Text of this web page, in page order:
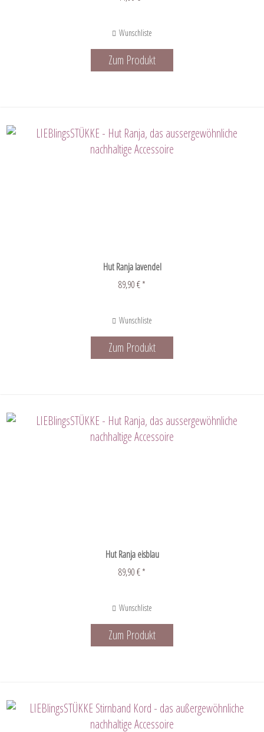
Wunschliste
Zum Produkt
Hut Ranja lavendel
89,90 € *
Wunschliste
Zum Produkt
Hut Ranja eisblau
89,90 € *
Wunschliste
Zum Produkt